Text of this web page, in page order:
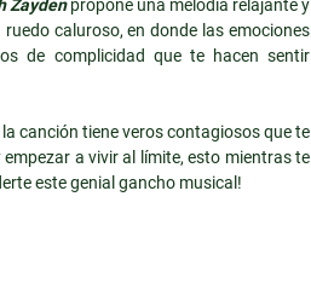
Zaydenpropone una melodía relajante y
caluroso, en donde las emociones
de complicidad que te hacen sentir
canción tiene veros contagiosos que te
a vivir al límite, esto mientras te
este genial gancho musical!